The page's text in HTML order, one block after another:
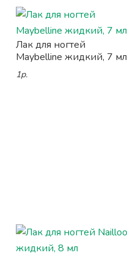
Лак для ногтей
Maybelline жидкий, 7 мл
1р.